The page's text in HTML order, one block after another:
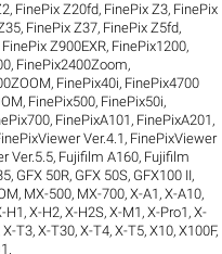
, FinePix Z20fd, FinePix Z3, FinePix
, FinePix Z37, FinePix Z5fd,
FinePix Z900EXR, FinePix1200,
, FinePix2400Zoom,
, FinePix40i, FinePix4700
, FinePix500, FinePix50i,
, FinePixA101 , FinePixA201 ,
Ver.4.1 , FinePixViewer
Ver.5.5, Fujifilm A160, Fujifilm
, GFX 50R, GFX 50S, GFX100 II,
, MX-500, MX-700,X-A1 ,X-A10,
H1,X-H2,X-H2S,X-M1 ,X-Pro1 ,X-
,X-T3,X-T30,X-T4,X-T5,X10,X100F,